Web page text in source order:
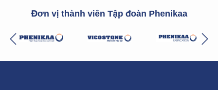
Đơn vị thành viên Tập đoàn Phenikaa